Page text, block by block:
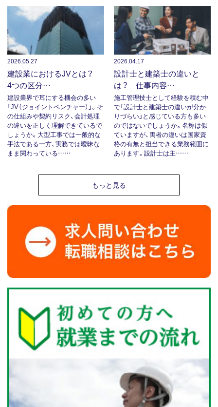
2026.05.27
建設業におけるJVとは？
4つの区分…
建設業界で耳にする機会の多い
「JV（ジョイントベンチャー）」。そ
の仕組みや契約リスク、会計処理
の違いを正しく理解できているで
しょうか。大型工事では一般的な
手法である一方、実務では曖昧な
まま関わっている……
2026.04.17
設計士と建築士の違いと
は？ 仕事内容…
施工管理技士として経験を積む中
で「設計士と建築士の違いが分か
りづらい」と感じている方も多い
のではないでしょうか。名称は似
ていますが、両者の違いは国家資
格の有無と担当できる業務範囲に
あります。設計士は主……
もっと見る